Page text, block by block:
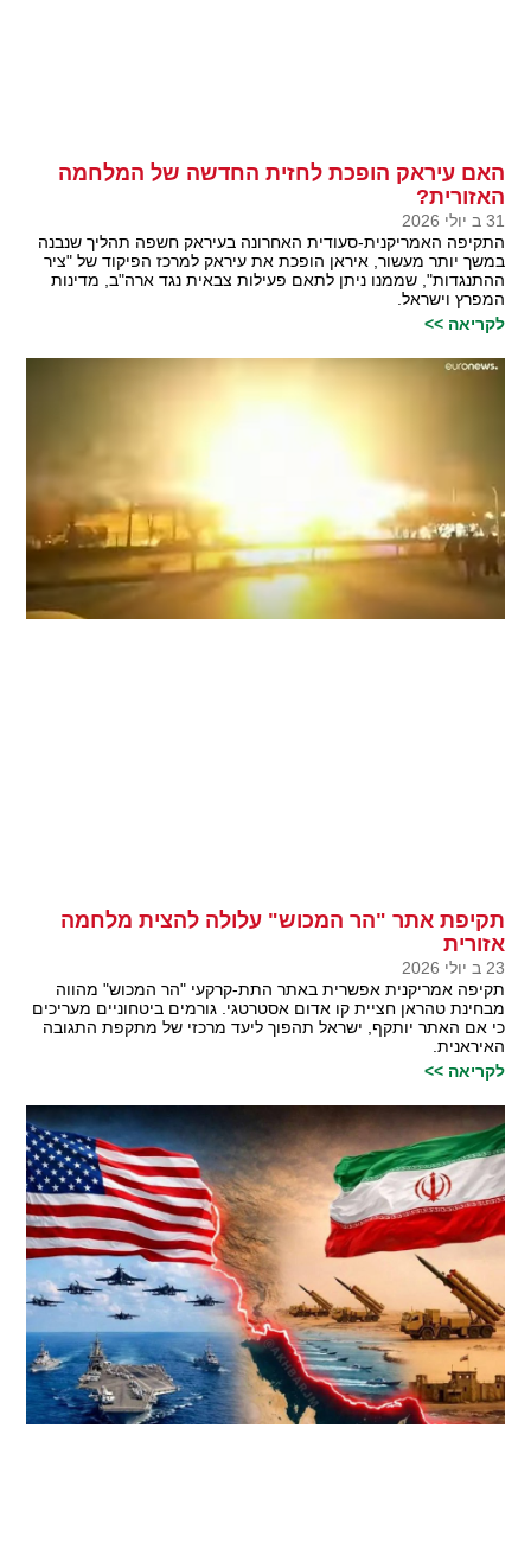
האם עיראק הופכת לחזית החדשה של המלחמה
האזורית?
31 ב יולי 2026
התקיפה האמריקנית-סעודית האחרונה בעיראק חשפה תהליך שנבנה
במשך יותר מעשור, איראן הופכת את עיראק למרכז הפיקוד של "ציר
ההתנגדות", שממנו ניתן לתאם פעילות צבאית נגד ארה"ב, מדינות
המפרץ וישראל.
לקריאה >>
תקיפת אתר "הר המכוש" עלולה להצית מלחמה
אזורית
23 ב יולי 2026
תקיפה אמריקנית אפשרית באתר התת-קרקעי "הר המכוש" מהווה
מבחינת טהראן חציית קו אדום אסטרטגי. גורמים ביטחוניים מעריכים
כי אם האתר יותקף, ישראל תהפוך ליעד מרכזי של מתקפת התגובה
האיראנית.
לקריאה >>